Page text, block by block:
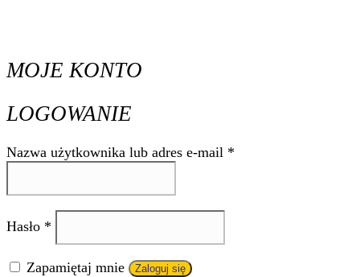
MOJE KONTO
LOGOWANIE
Nazwa użytkownika lub adres e-mail *
Hasło *
Zapamiętaj mnie Zaloguj się